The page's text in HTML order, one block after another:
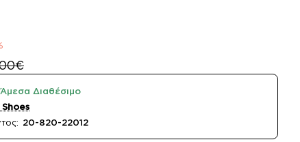
Άμεσα Διαθέσιμο
20-820-22012